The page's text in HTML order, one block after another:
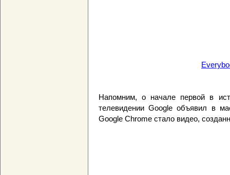
Напомним, о начале первой в
телевидении Google объявил в
Google Chrome стало видео,